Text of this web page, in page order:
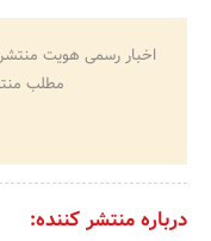
اخبار رسمی هویت
مطلب
درباره منتشر کننده: